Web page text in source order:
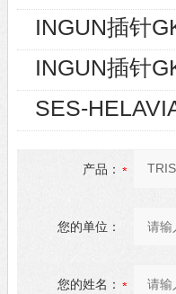
INGUN插针
INGUN插针
SES-
产品：
您的单位：
您的姓名：